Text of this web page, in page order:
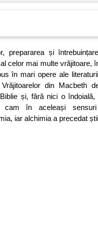
prepararea și
celor mai multe vrăjitoare,
în mari opere ale
din Macbeth
și, fără nici o
cam în aceleași
iar alchimia a precedat